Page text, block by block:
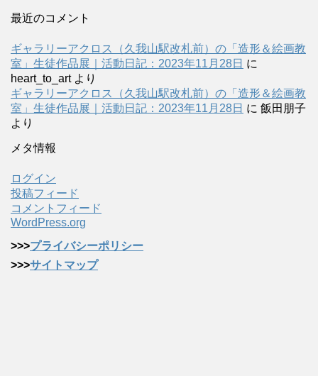
最近のコメント
ギャラリーアクロス（久我山駅改札前）の「造形＆絵画教
室」生徒作品展｜活動日記：2023年11月28日 に
heart_to_artより
ギャラリーアクロス（久我山駅改札前）の「造形＆絵画教
室」生徒作品展｜活動日記：2023年11月28日 に 飯田朋子
より
メタ情報
ログイン
投稿フィード
コメントフィード
WordPress.org
>>>プライバシーポリシー
>>>サイトマップ